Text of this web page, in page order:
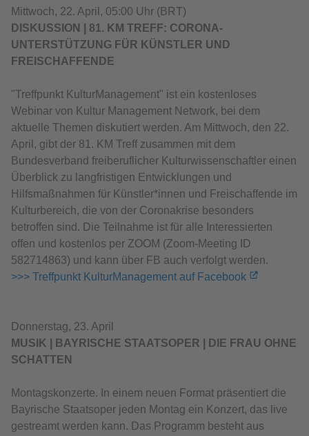
Mittwoch, 22. April, 05:00 Uhr (BRT)
DISKUSSION | 81. KM TREFF: CORONA-
UNTERSTÜTZUNG FÜR KÜNSTLER UND
FREISCHAFFENDE
"Treffpunkt KulturManagement" ist ein kostenloses
Webinar von Kultur Management Network, bei dem
aktuelle Themen diskutiert werden. Am Mittwoch, den 22.
April, gibt der 81. KM Treff zusammen mit dem
Bundesverband freiberuflicher Kulturwissenschaftler einen
Überblick zu langfristigen Entwicklungen und
Hilfsmaßnahmen für Künstler*innen und Freischaffende im
Kulturbereich, die von der Coronakrise besonders
betroffen sind. Die Teilnahme ist für alle Interessierten
offen und kostenlos per ZOOM (Zoom-Meeting ID
582714863) und kann über FB auch verfolgt werden.
>>> Treffpunkt KulturManagement auf Facebook
Donnerstag, 23. April
MUSIK | BAYRISCHE STAATSOPER | DIE FRAU OHNE
SCHATTEN
Montagskonzerte. In einem neuen Format präsentiert die
Bayrische Staatsoper jeden Montag ein Konzert, das live
gestreamt werden kann. Das Programm besteht aus